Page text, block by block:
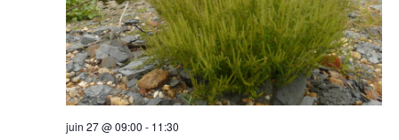
juin 27 @ 09:00 - 11:30